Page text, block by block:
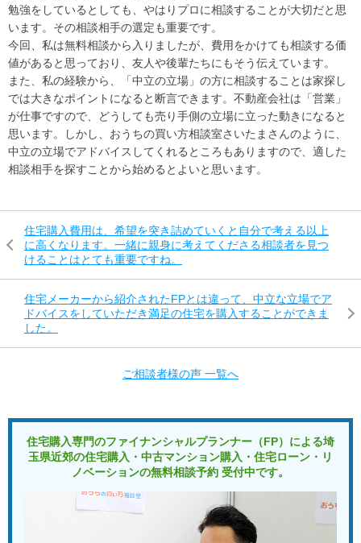
勉強をしているとしても、やはりプロに相談することが大切だと思
います。その相談相手の選定も重要です。
今回、私は無料相談から入りましたが、費用をかけても相談する価
値があると思っており、友人や後輩たちにもそう伝えています。
また、私の経験から、「中立の立場」の方に相談することは家探し
では大きなポイントになると断言できます。不動産会社は「営業」
が仕事ですので、どうしても売り手側の立場に立った動きになると
思います。しかし、おうちの買い方相談室さいたまさんのように、
中立の立場でアドバイスしてくれるところもありますので、適した
相談相手を探すことから始めるとよいと思います。
住宅購入費用は、希望を突き詰めていくと自分で考える以上
に高くなります。一緒に親身に考えてくださる相談者を見つ
けることはとても重要ですね。
住宅メーカーから紹介されたFPとは違って、中立な立場でア
ドバイスをしていただき満足の住宅を購入することができま
した。
ご相談者様の声 一覧へ
住宅購入専門のファイナンシャルプランナー（FP）による埼
玉県近郊の住宅購入・中古マンション購入・住宅ローン・リ
ノベーションの無料相談予約 受付中です。